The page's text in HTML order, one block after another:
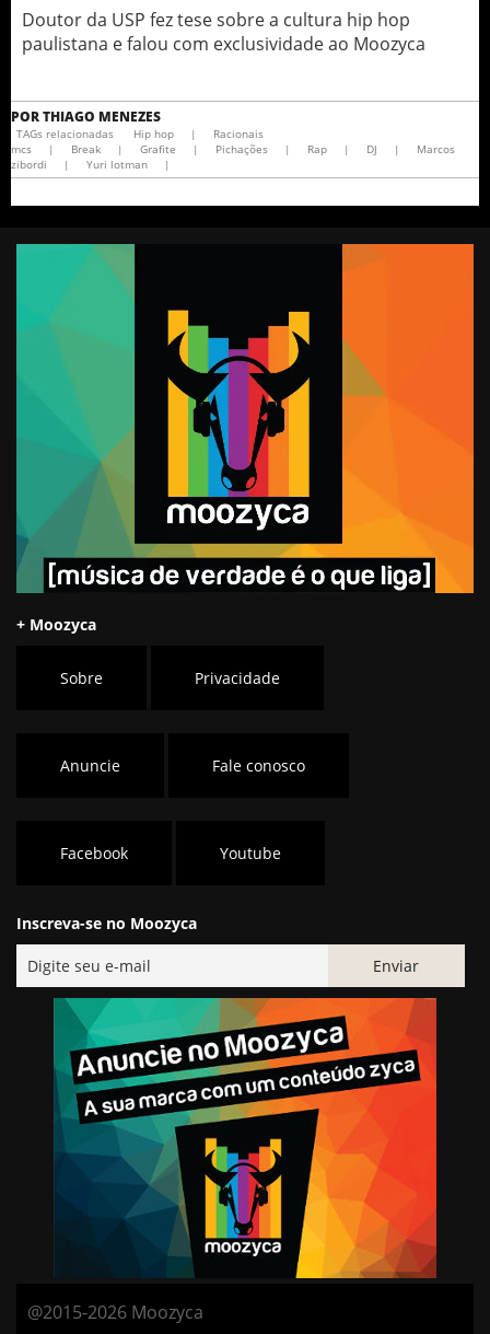
Doutor da USP fez tese sobre a cultura hip hop
paulistana e falou com exclusividade ao Moozyca
PORTHIAGO MENEZES
TAGs relacionadas Hip hop |
Racionais
mcs
| Break | Grafite | Pichações | Rap | DJ |
Marcos
zibordi
| Yuri lotman |
+ Moozyca
Sobre Privacidade
Anuncie Fale conosco
Facebook Youtube
Inscreva-se no Moozyca
@2015-2026 Moozyca